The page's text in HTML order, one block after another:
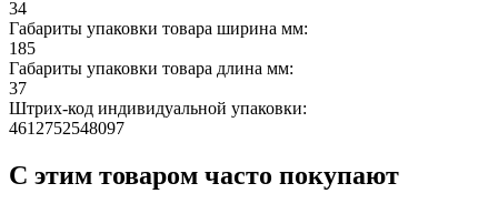
34
Габариты упаковки товара ширина мм:
185
Габариты упаковки товара длина мм:
37
Штрих-код индивидуальной упаковки:
4612752548097
С этим товаром часто покупают